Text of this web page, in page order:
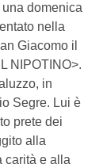
domenica
nella
Giacomo il
NIPOTINO>.
in
Segre. Lui è
prete dei
alla
carità e alla